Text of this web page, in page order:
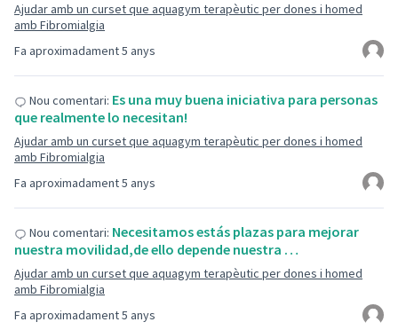
Fa aproximadament 5 anys
Ajudar amb un curset que aquagym terapèutic per dones i homed
amb Fibromialgia
Fa aproximadament 5 anys
Nou comentari: Es una muy buena iniciativa para personas
que realmente lo necesitan!
Ajudar amb un curset que aquagym terapèutic per dones i homed
amb Fibromialgia
Fa aproximadament 5 anys
Nou comentari: Necesitamos estás plazas para mejorar
nuestra movilidad,de ello depende nuestra …
Ajudar amb un curset que aquagym terapèutic per dones i homed
amb Fibromialgia